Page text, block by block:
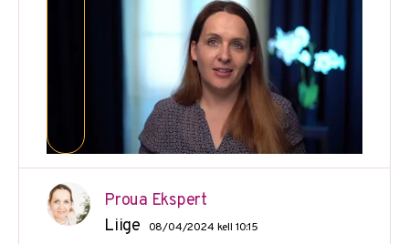
Proua Ekspert
Liige
08/04/2024 kell 10:15